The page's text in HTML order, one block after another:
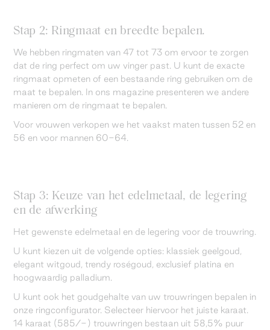
Stap 2: Ringmaat en breedte bepalen.
We hebben ringmaten van 47 tot 73 om ervoor te zorgen
dat de ring perfect om uw vinger past. U kunt de exacte
ringmaat opmeten of een bestaande ring gebruiken om de
maat te bepalen. In ons magazine presenteren we andere
manieren om de ringmaat te bepalen.
Voor vrouwen verkopen we het vaakst maten tussen 52 en
56 en voor mannen 60-64.
Stap 3: Keuze van het edelmetaal, de legering
en de afwerking
Het gewenste edelmetaal en de legering voor de trouwring.
U kunt kiezen uit de volgende opties: klassiek geelgoud,
elegant witgoud, trendy roségoud, exclusief platina en
hoogwaardig palladium.
U kunt ook het goudgehalte van uw trouwringen bepalen in
onze ringconfigurator. Selecteer hiervoor het juiste karaat.
14 karaat (585/-) trouwringen bestaan uit 58,5% puur